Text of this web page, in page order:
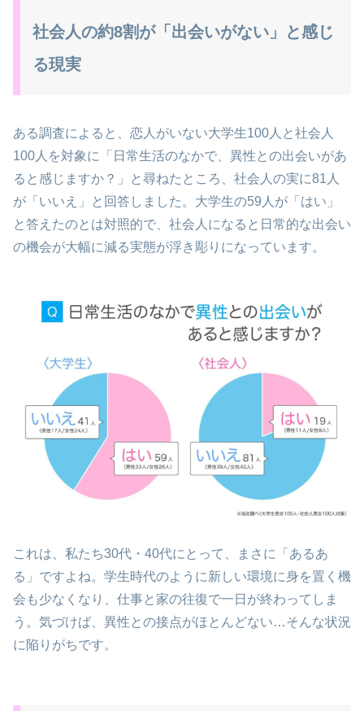
社会人の約8割が「出会いがない」と感じ
る現実
ある調査によると、恋人がいない大学生100人と社会人
100人を対象に「日常生活のなかで、異性との出会いがあ
ると感じますか？」と尋ねたところ、社会人の実に81人
が「いいえ」と回答しました。大学生の59人が「はい」
と答えたのとは対照的で、社会人になると日常的な出会い
の機会が大幅に減る実態が浮き彫りになっています。
これは、私たち30代・40代にとって、まさに「あるあ
る」ですよね。学生時代のように新しい環境に身を置く機
会も少なくなり、仕事と家の往復で一日が終わってしま
う。気づけば、異性との接点がほとんどない…そんな状況
に陥りがちです。